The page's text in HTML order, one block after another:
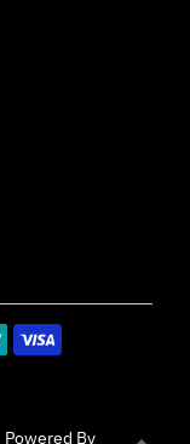
Powered By